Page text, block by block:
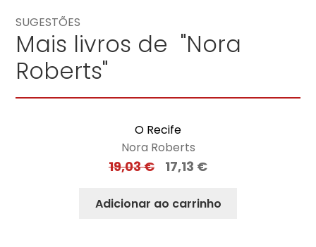
SUGESTÕES
Mais livros de "Nora
Roberts"
O Recife
Nora Roberts
19,03€ 17,13 €
Adicionar ao carrinho